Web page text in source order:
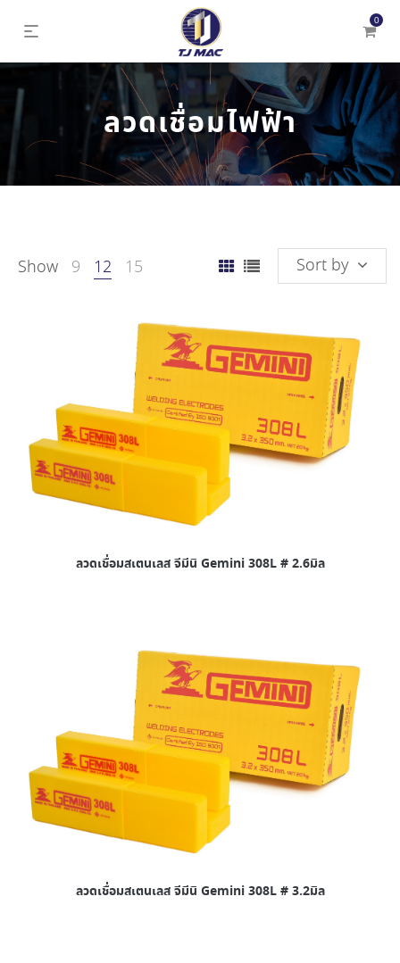
0
ลวดเชื่อมไฟฟ้า
Show 9 12 15 Sort by
ลวดเชื่อมสเตนเลส จีมีนิ Gemini 308L # 2.6มิล
ลวดเชื่อมสเตนเลส จีมีนิ Gemini 308L # 3.2มิล